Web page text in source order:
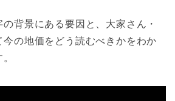
背景にある要因と、大家さん・
の地価をどう読むべきかをわか